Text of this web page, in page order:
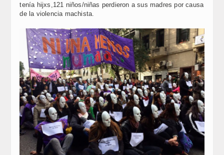
tenía hijxs,121 niños/niñas perdieron a sus madres por causa
de la violencia machista.